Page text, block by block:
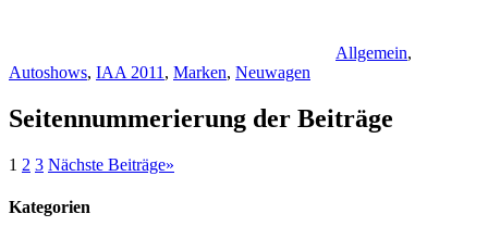
Allgemein,
Autoshows, IAA 2011 , Marken, Neuwagen
Seitennummerierung der Beiträge
1 2 3 Nächste Beiträge»
Kategorien